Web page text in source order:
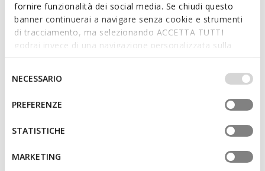
fornire funzionalità dei social media. Se chiudi questo
banner continuerai a navigare senza cookie e strumenti
di tracciamento, ma selezionando ACCETTA TUTTI
godrai invece di una navigazione personalizzata sulla
base dei tuoi gusti ed interessi. Selezionando
IMPOSTAZIONI potrai anche scegliere quali cookies ed
altri strumenti di tracciamento autorizzare. Per maggiori
informazioni o per modificare in qualsiasi momento le
tue impostazioni, visita la nostra
consenso
NECESSARIO
PREFERENZE
STATISTICHE
MARKETING
Outstanding cushioning effect which offers protection
and absorbs jolts and vibrations
Quick and easy to put on
Riptape fastening; Removable insole
Materials
Technologies